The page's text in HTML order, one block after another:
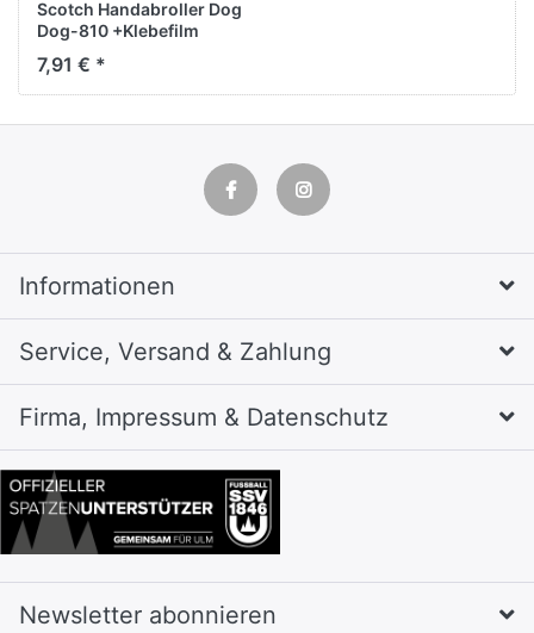
Scotch Handabroller Dog
Dog-810 +Klebefilm
7,91 € *
Informationen
Service, Versand & Zahlung
Firma, Impressum & Datenschutz
Newsletter abonnieren